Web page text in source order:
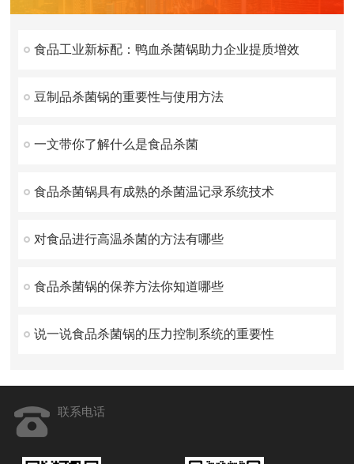
食品工业新标配：鸭血杀菌锅助力企业提质增效
豆制品杀菌锅的重要性与使用方法
一文带你了解什么是食品杀菌
食品杀菌锅具有成熟的杀菌温记录系统技术
对食品进行高温杀菌的方法有哪些
食品杀菌锅的保养方法你知道哪些
说一说食品杀菌锅的压力控制系统的重要性
联系电话